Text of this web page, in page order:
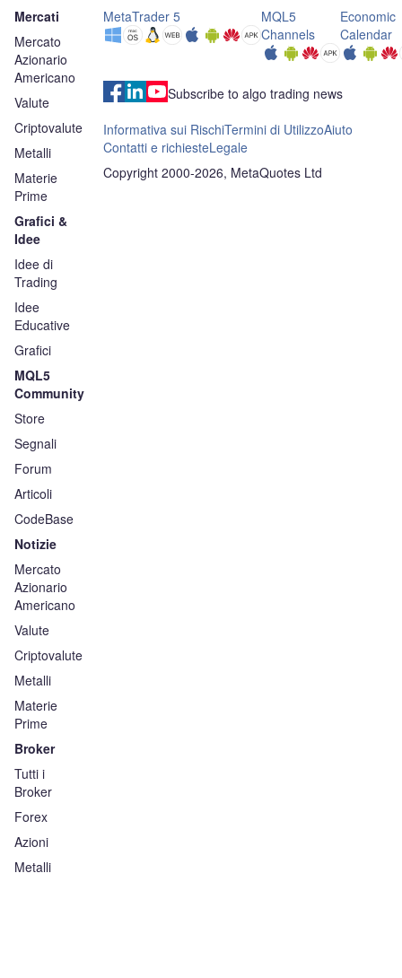
Mercati
Mercato
Azionario
Americano
Valute
Criptovalute
Metalli
Materie
Prime
Grafici &
Idee
Idee di
Trading
Idee
Educative
Grafici
MQL5
Community
Store
Segnali
Forum
Articoli
CodeBase
Notizie
Mercato
Azionario
Americano
Valute
Criptovalute
Metalli
Materie
Prime
Broker
Tutti i
Broker
Forex
Azioni
Metalli
MetaTrader 5
MQL5
Channels
Economic
Calendar
Subscribe to algo trading news
Informativa sui RischiTermini di UtilizzoAiuto
Contatti e richiesteLegale
Copyright 2000-2026, MetaQuotes Ltd